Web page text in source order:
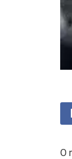
O